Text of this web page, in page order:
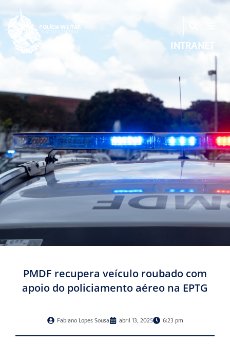
INTRANET
PMDF recupera veículo roubado com
apoio do policiamento aéreo na EPTG
Fabiano Lopes Sousa abril 13, 2025 6:23 pm